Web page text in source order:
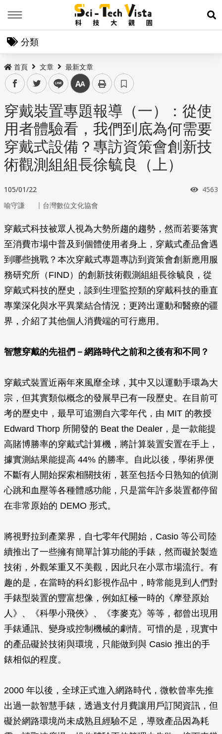
展
分類
首頁 文章 最新文章
facebooktwitter line 中
穿戴裝置專題報導（一）：從使
用者體驗看，我們到底為何需要
穿戴式設備？專訪資策會創新技
術觀測組組長徐毓良（上）
105/01/22 瀏覽
4563
喻守謙 ｜ 台灣數位文化協會
穿戴式科技被眾人視為大勢所趨的趨勢，然而若要落實
至消費市場中普及到個體使用者身上，穿戴式產品會遇
到哪些挑戰？本次穿戴式專題專訪到資策會創新應用服
務研究所（FIND）的創新技術觀測組組長徐毓良，從
穿戴式科技的歷史，談到生理監控類的穿戴科技的垂直
專業深化與水平異業結合情況；更跨出運動和醫療的疆
界，介紹了其他個人消費端的可行應用。
智慧穿戴的先祖們－網路時代之前和之後有和不同？
穿戴式裝置近兩年來風靡全球，其中又以運動手環為大
宗，但其實類似概念的發展早已有一段歷史。在目前可
考的歷史中，最早可追溯自六零年代，由 MIT 的教授
Edward Thorp 所開發的 Beat the Dealer，是一款能提
高賭博勝率的穿戴式計算機，將計算裝置安置在手上，
據實測結果能提高 44% 的勝率。自此以後，學術界便
不斷有人開始探索相關技術，甚至包括今日熟知的偵測
心跳和血壓等各種體感功能，只是當年許多裝置都停留
在非常原始的 DEMO 形式。
將視野拉到產業界，自七零年代開始，Casio 等公司陸
續推出了一些擁有簡單計算功能的手錶，然而礙於製造
技術，外觀笨重又不美觀，因此只在小眾市場流行。有
趣的是，在當時的科幻影視作品中，時常能見到人們對
手錶型裝置的豐富想像，例如紅極一時的《摩登原始
人》、《科學小飛俠》、《李麥克》等等，都曾出現用
手錶通訊、變身或控制機械的劇情。可惜的是，現實中
的產品礙於技術與環境，只能做到與 Casio 推出的手
錶相似的程度。
2000 年以後，全球正式進入網路時代，微軟曾率先推
出過一款智慧手錶，透過支付月費讓用戶訂閱資訊，但
礙於網路環境尚未成熟且經驗不足，導致產品因為耗